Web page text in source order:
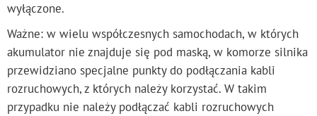
wyłączone.
Ważne: w wielu współczesnych samochodach, w których
akumulator nie znajduje się pod maską, w komorze silnika
przewidziano specjalne punkty do podłączania kabli
rozruchowych, z których należy korzystać. W takim
przypadku nie należy podłączać kabli rozruchowych